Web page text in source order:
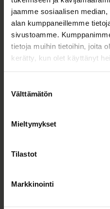
jaamme sosiaalisen
alan kumppaneillemme
sivustoamme.
tietoja muihin tietoihin, joita
kerätty, kun olet käyttänyt
valinta
Välttämätön
Mieltymykset
Tilastot
Markkinointi
Mikä muuttui
juristin vastaukset!